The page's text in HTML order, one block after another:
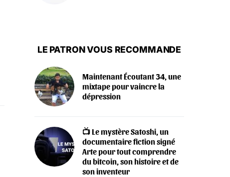
LE PATRON VOUS RECOMMANDE
Maintenant Écoutant 34, une
mixtape pour vaincre la
dépression
📺 Le mystère Satoshi, un
documentaire fiction signé
Arte pour tout comprendre
du bitcoin, son histoire et de
son inventeur